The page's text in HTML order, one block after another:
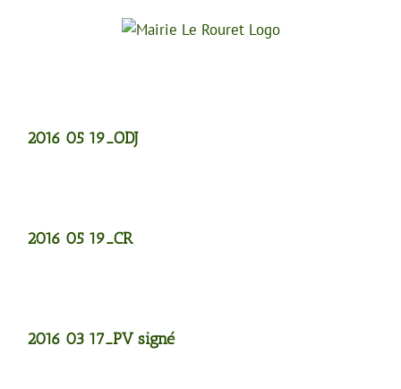
2016 05 19_ODJ
2016 05 19_CR
2016 03 17_PV signé